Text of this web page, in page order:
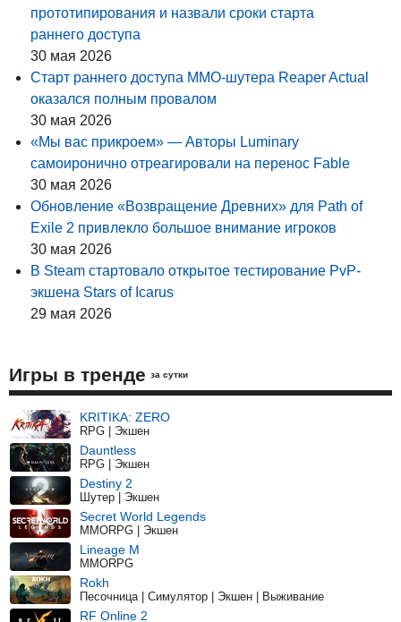
прототипирования и назвали сроки старта
раннего доступа
30 мая 2026
Старт раннего доступа MMO-шутера Reaper Actual
оказался полным провалом
30 мая 2026
«Мы вас прикроем» — Авторы Luminary
самоиронично отреагировали на перенос Fable
30 мая 2026
Обновление «Возвращение Древних» для Path of
Exile 2 привлекло большое внимание игроков
30 мая 2026
В Steam стартовало открытое тестирование PvP-
экшена Stars of Icarus
29 мая 2026
Игры в тренде за сутки
KRITIKA: ZERO
RPG | Экшен
Dauntless
RPG | Экшен
Destiny 2
Шутер | Экшен
Secret World Legends
MMORPG | Экшен
Lineage M
MMORPG
Rokh
Песочница | Симулятор | Экшен | Выживание
RF Online 2